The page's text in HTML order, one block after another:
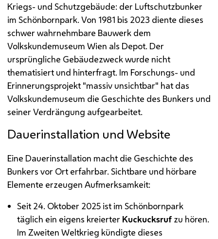
Kriegs- und Schutzgebäude: der Luftschutzbunker
im Schönbornpark. Von 1981 bis 2023 diente dieses
schwer wahrnehmbare Bauwerk dem
Volkskundemuseum Wien als Depot. Der
ursprüngliche Gebäudezweck wurde nicht
thematisiert und hinterfragt. Im Forschungs- und
Erinnerungsprojekt "massiv unsichtbar" hat das
Volkskundemuseum die Geschichte des Bunkers und
seiner Verdrängung aufgearbeitet.
Dauerinstallation und Website
Eine Dauerinstallation macht die Geschichte des
Bunkers vor Ort erfahrbar. Sichtbare und hörbare
Elemente erzeugen Aufmerksamkeit:
Seit 24. Oktober 2025 ist im Schönbornpark
täglich ein eigens kreierter Kuckucksruf zu hören.
Im Zweiten Weltkrieg kündigte dieses